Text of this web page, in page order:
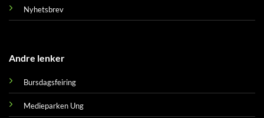
Nyhetsbrev
Andre lenker
Bursdagsfeiring
Medieparken Ung